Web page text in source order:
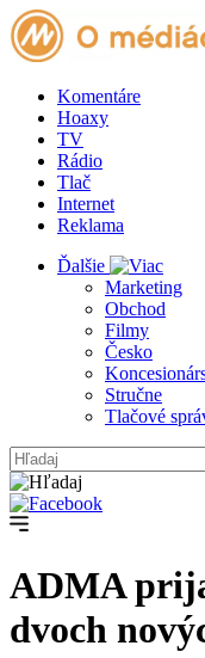
Komentáre
Hoaxy
TV
Rádio
Tlač
Internet
Reklama
Ďalšie
Marketing
Obchod
Filmy
Česko
Stručne
Tlačové
ADMA
dvoch